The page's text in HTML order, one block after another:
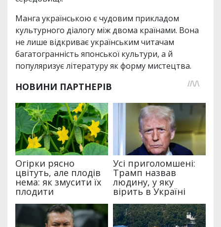
Манга українською є чудовим прикладом
культурного діалогу між двома країнами. Вона
не лише відкриває українським читачам
багатогранність японської культури, а й
популяризує літературу як форму мистецтва.